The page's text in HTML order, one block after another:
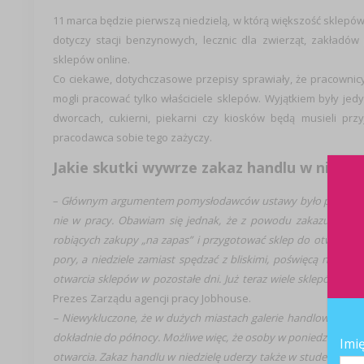
11 marca będzie pierwszą niedzielą, w którą większość
dotyczy stacji benzynowych, lecznic dla zwierząt,
sklepów online.
Co ciekawe, dotychczasowe przepisy sprawiały, że
mogli pracować tylko właściciele sklepów. Wyjątkiem były
dworcach, cukierni, piekarni czy kiosków będą musieli
pracodawca sobie tego zażyczy.
Jakie skutki wywrze zakaz handlu w
– Głównym argumentem pomysłodawców ustawy było
nie w pracy. Obawiam się jednak, że z powodu zakazu
robiących zakupy „na zapas” i przygotować sklep do otwarcia
pory, a niedziele zamiast spędzać z bliskimi, poświęcą na
otwarcia sklepów w pozostałe dni. Już teraz wiele sklepów
Prezes Zarządu agencji pracy Jobhouse.
– Niewykluczone, że w dużych miastach galerie handlowe
dokładnie do północy. Możliwe więc, że osoby w poniedziałek
otwarcia. Zakaz handlu w niedzielę uderzy także w studentów